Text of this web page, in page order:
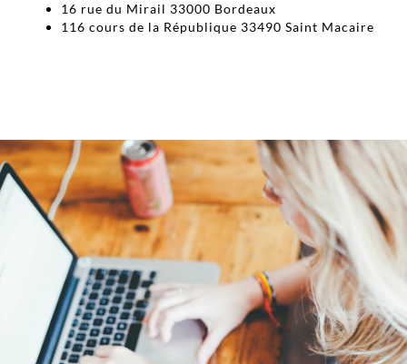
16 rue du Mirail 33000 Bordeaux
116 cours de la République 33490 Saint Macaire